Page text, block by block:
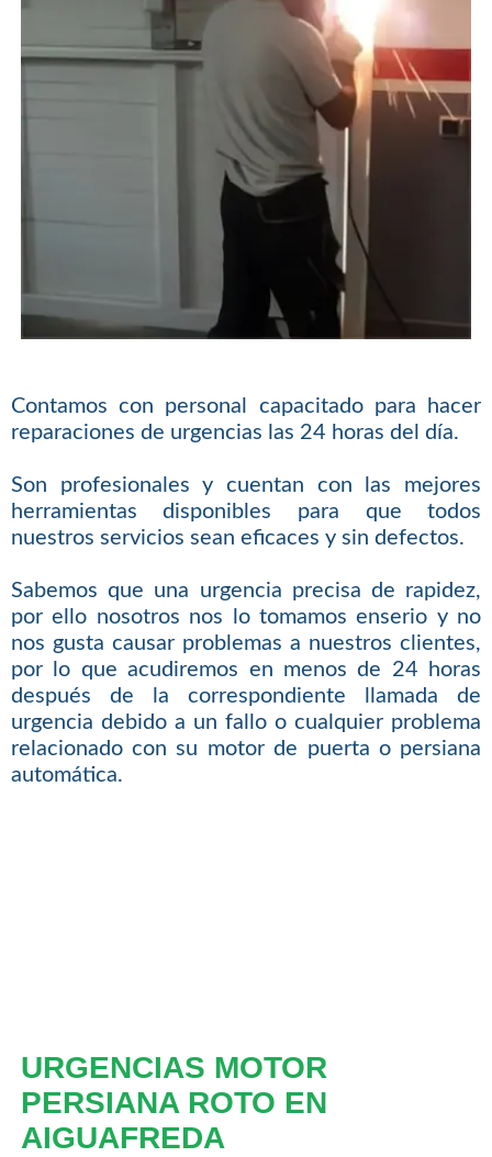
Contamos con personal capacitado para hacer
reparaciones de urgencias las 24 horas del día.
Son profesionales y cuentan con las mejores
herramientas disponibles para que todos
nuestros servicios sean eficaces y sin defectos.
Sabemos que una urgencia precisa de rapidez,
por ello nosotros nos lo tomamos enserio y no
nos gusta causar problemas a nuestros clientes,
por lo que acudiremos en menos de 24 horas
después de la correspondiente llamada de
urgencia debido a un fallo o cualquier problema
relacionado con su motor de puerta o persiana
automática.
URGENCIAS MOTOR
PERSIANA ROTO EN
AIGUAFREDA